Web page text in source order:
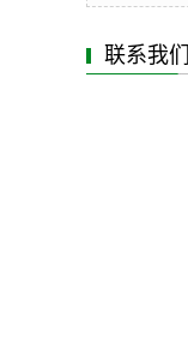
联系我们